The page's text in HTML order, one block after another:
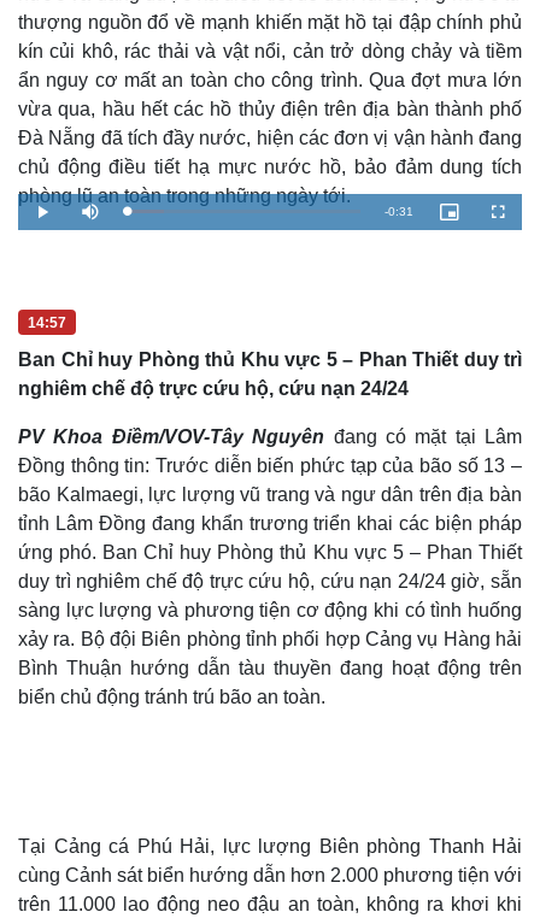
thượng nguồn đổ về mạnh khiến mặt hồ tại đập chính phủ
kín củi khô, rác thải và vật nổi, cản trở dòng chảy và tiềm
ẩn nguy cơ mất an toàn cho công trình. Qua đợt mưa lớn
vừa qua, hầu hết các hồ thủy điện trên địa bàn thành phố
Đà Nẵng đã tích đầy nước, hiện các đơn vị vận hành đang
chủ động điều tiết hạ mực nước hồ, bảo đảm dung tích
phòng lũ an toàn trong những ngày tới.
P
l
M
u
L
%
R
i
n
n
g
m
e
-0:31
P
i
P
i
F
u
14:57
Ban Chỉ huy Phòng thủ Khu vực 5 – Phan Thiết duy trì
nghiêm chế độ trực cứu hộ, cứu nạn 24/24
PV Khoa Điềm/VOV-Tây Nguyên đang có mặt tại Lâm
Đồng thông tin: Trước diễn biến phức tạp của bão số 13 –
bão Kalmaegi, lực lượng vũ trang và ngư dân trên địa bàn
tỉnh Lâm Đồng đang khẩn trương triển khai các biện pháp
ứng phó. Ban Chỉ huy Phòng thủ Khu vực 5 – Phan Thiết
duy trì nghiêm chế độ trực cứu hộ, cứu nạn 24/24 giờ, sẵn
sàng lực lượng và phương tiện cơ động khi có tình huống
xảy ra. Bộ đội Biên phòng tỉnh phối hợp Cảng vụ Hàng hải
Bình Thuận hướng dẫn tàu thuyền đang hoạt động trên
biển chủ động tránh trú bão an toàn.
Tại Cảng cá Phú Hải, lực lượng Biên phòng Thanh Hải
cùng Cảnh sát biển hướng dẫn hơn 2.000 phương tiện với
trên 11.000 lao động neo đậu an toàn, không ra khơi khi